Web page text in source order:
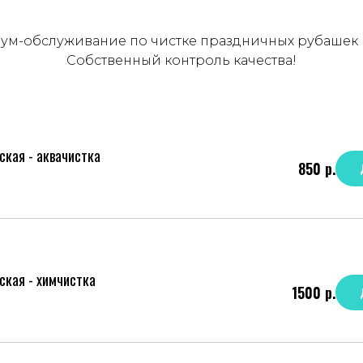
обслуживание по чистке праздничных рубашек
Собственный контроль качества!
- аквачистка
850 р.
- химчистка
1500 р.